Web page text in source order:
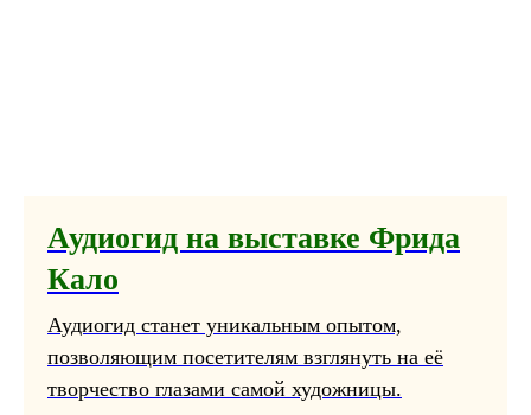
Аудиогид на выставке Фрида
Кало
Аудиогид станет уникальным опытом,
позволяющим посетителям взглянуть на её
творчество глазами самой художницы.